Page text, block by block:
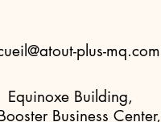
plus-mq.com
Equinoxe Building,
Business Center,